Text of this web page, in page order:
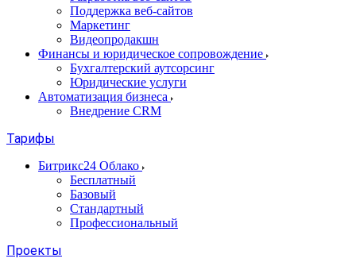
Поддержка веб-сайтов
Маркетинг
Видеопродакшн
Финансы и юридическое сопровождение
Бухгалтерский аутсорсинг
Юридические услуги
Автоматизация бизнеса
Внедрение CRM
Тарифы
Битрикс24 Облако
Бесплатный
Базовый
Стандартный
Профессиональный
Проекты